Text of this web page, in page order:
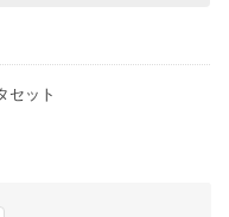
セット